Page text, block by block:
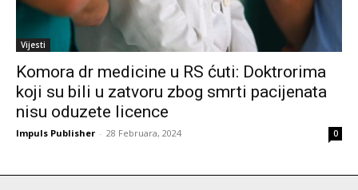
Vijesti
Komora dr medicine u RS ćuti: Doktrorima
koji su bili u zatvoru zbog smrti pacijenata
nisu oduzete licence
Impuls Publisher - 28 Februara, 2024 0